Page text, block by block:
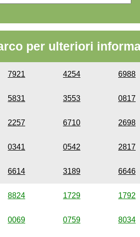
per ulteriori
7921 4254 6988
5831 3553 0817
2257 6710 2698
0341 0542 2817
6614 3189 6646
8824 1729 1792
0069 0759 8034